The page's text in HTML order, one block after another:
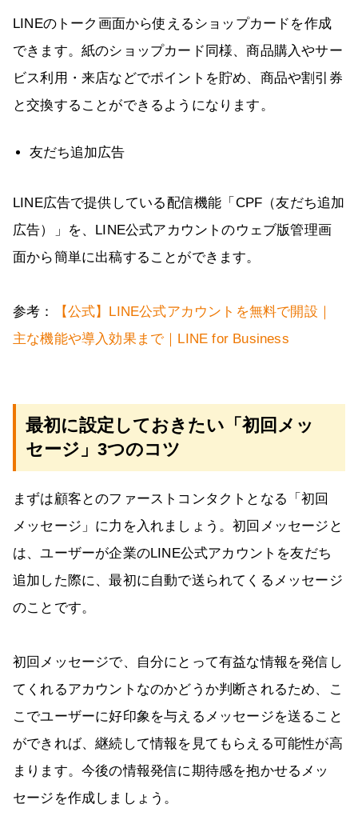
LINEのトーク画面から使えるショップカードを作成
できます。紙のショップカード同様、商品購入やサー
ビス利用・来店などでポイントを貯め、商品や割引券
と交換することができるようになります。
友だち追加広告
LINE広告で提供している配信機能「CPF（友だち追加
広告）」を、LINE公式アカウントのウェブ版管理画
面から簡単に出稿することができます。
参考：
【公式】LINE公式アカウントを無料で開設｜
主な機能や導入効果まで｜LINE for Business
最初に設定しておきたい「初回メッ
セージ」3つのコツ
まずは顧客とのファーストコンタクトとなる「初回
メッセージ」に力を入れましょう。初回メッセージと
は、ユーザーが企業のLINE公式アカウントを友だち
追加した際に、最初に自動で送られてくるメッセージ
のことです。
初回メッセージで、自分にとって有益な情報を発信し
てくれるアカウントなのかどうか判断されるため、こ
こでユーザーに好印象を与えるメッセージを送ること
ができれば、継続して情報を見てもらえる可能性が高
まります。今後の情報発信に期待感を抱かせるメッ
セージを作成しましょう。